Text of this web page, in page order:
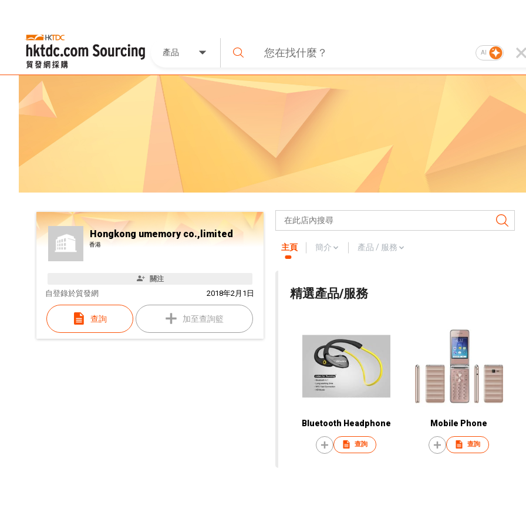
產品 AI
Hongkong umemory co.,limited
香港
關注
自 2018年2月1日
登錄於貿發網
查詢 加至查詢籃
主頁 簡介 產品 / 服務
精選產品/服務
Bluetooth Headphone
查詢
Mobile Phone
查詢